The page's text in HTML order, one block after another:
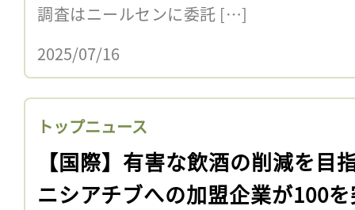
調査はニールセンに委託 […]
2025/07/16
トップニュース
【国際】有害な飲酒の削減を目
ニシアチブへの加盟企業が100